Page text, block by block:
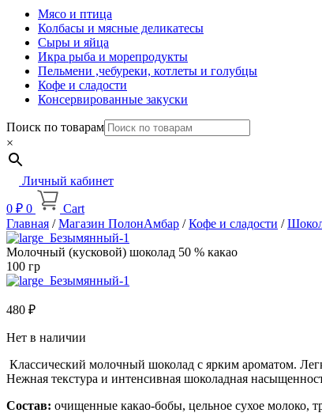
Мясо и птица
Колбасы и мясные деликатесы
Сыры и яйца
Икра рыба и морепродукты
Пельмени ,чебуреки, котлеты и голубцы
Кофе и сладости
Консервированные закуски
Поиск по товарам
×
Личный кабинет
0 ₽ 0
Cart
Главная /Магазин ПолонАмбар /Кофе и сладости /
Молочный (кусковой) шоколад 50 % какао
100 гр
480 ₽
Нет в наличии
Классический молочный шоколад с ярким ароматом.
Нежная текстура и интенсивная шоколадная
Состав: очищенные какао-бобы, цельное сухое молоко,